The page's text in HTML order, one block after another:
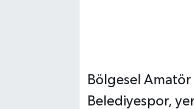
Bölgesel
Belediyespor,